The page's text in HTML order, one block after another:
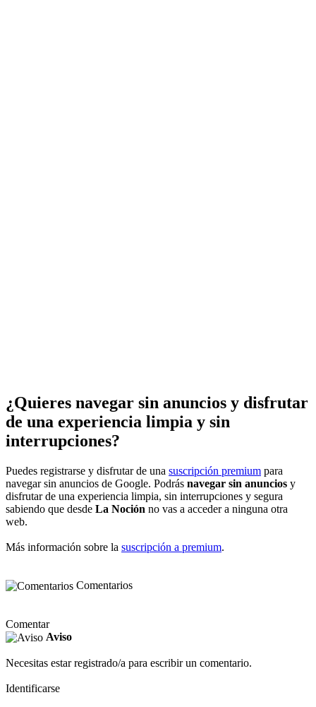
¿Quieres navegar sin anuncios y disfrutar
de una experiencia limpia y sin
interrupciones?
Puedes registrarse y disfrutar de una suscripción premium para
navegar sin anuncios de Google. Podrás navegar sin anuncios y
disfrutar de una experiencia limpia, sin interrupciones y segura
sabiendo que desde La Noción no vas a acceder a ninguna otra
web.
Más información sobre la suscripción a premium.
Comentarios
Comentar
Aviso
Necesitas estar registrado/a para escribir un comentario.
Identificarse